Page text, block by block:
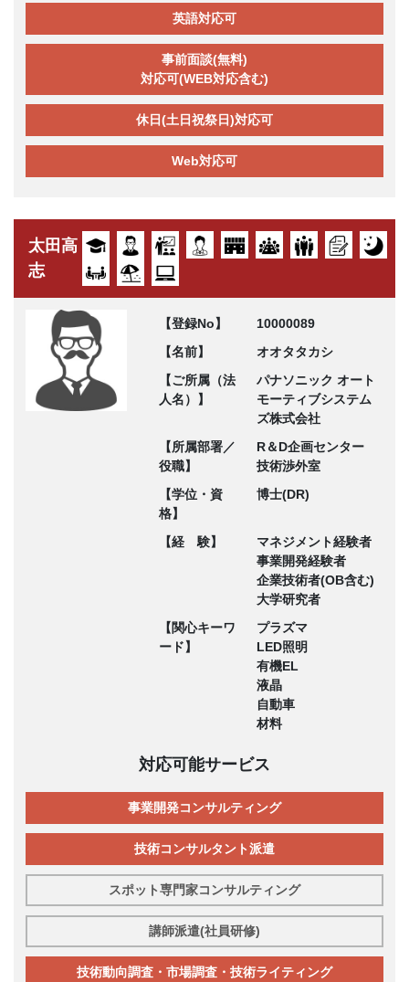
英語対応可
事前面談(無料)
対応可(WEB対応含む)
休日(土日祝祭日)対応可
Web対応可
太田高
志
【登録No】
10000089
【名前】
オオタタカシ
【ご所属（法
人名）】
パナソニック オート
モーティブシステム
ズ株式会社
【所属部署／
役職】
R＆D企画センター
技術渉外室
【学位・資
格】
博士(DR)
【経 験】
マネジメント経験者
事業開発経験者
企業技術者(OB含む)
大学研究者
【関心キーワ
ード】
プラズマ
LED照明
有機EL
液晶
自動車
材料
対応可能サービス
事業開発コンサルティング
技術コンサルタント派遣
スポット専門家コンサルティング
講師派遣(社員研修)
技術動向調査・市場調査・技術ライティング